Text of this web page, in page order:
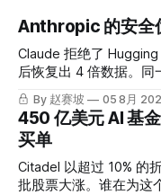
Anthropic 的安全
Claude 拒绝了
后恢复出 4 倍数据。同
也出了问题。
By 赵赛坡 05 8月
450 亿美元 AI 基
买单
Citadel 以超过 10% 的
批股票大涨。谁在为这